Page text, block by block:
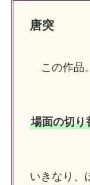
唐突
この作品。
場面の切り
いきなり、